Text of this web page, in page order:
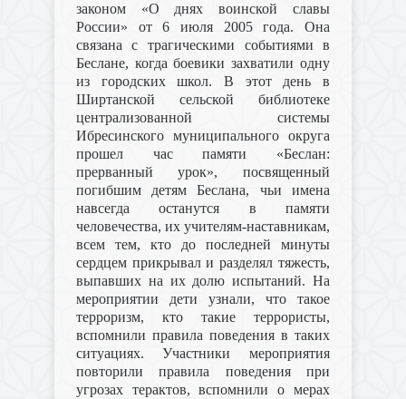
законом «О днях воинской славы
России» от 6 июля 2005 года. Она
связана с трагическими событиями в
Беслане, когда боевики захватили одну
из городских школ. В этот день в
Ширтанской сельской библиотеке
централизованной системы
Ибресинского муниципального округа
прошел час памяти «Беслан:
прерванный урок», посвященный
погибшим детям Беслана, чьи имена
навсегда останутся в памяти
человечества, их учителям-наставникам,
всем тем, кто до последней минуты
сердцем прикрывал и разделял тяжесть,
выпавших на их долю испытаний. На
мероприятии дети узнали, что такое
терроризм, кто такие террористы,
вспомнили правила поведения в таких
ситуациях. Участники мероприятия
повторили правила поведения при
угрозах терактов, вспомнили о мерах